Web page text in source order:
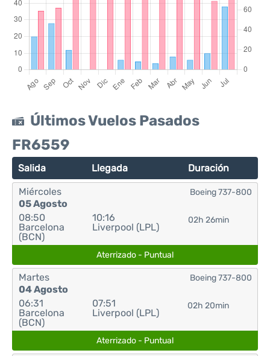
Últimos Vuelos Pasados
FR6559
Salida Llegada Duración
Miércoles
05 Agosto
08:50
Barcelona
(BCN)
10:16
Liverpool (LPL)
02h 26min
Boeing 737-800
Aterrizado - Puntual
Martes
04 Agosto
06:31
Barcelona
(BCN)
07:51
Liverpool (LPL)
02h 20min
Boeing 737-800
Aterrizado - Puntual